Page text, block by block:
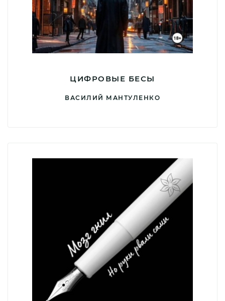
ЦИФРОВЫЕ БЕСЫ
ВАСИЛИЙ МАНТУЛЕНКО